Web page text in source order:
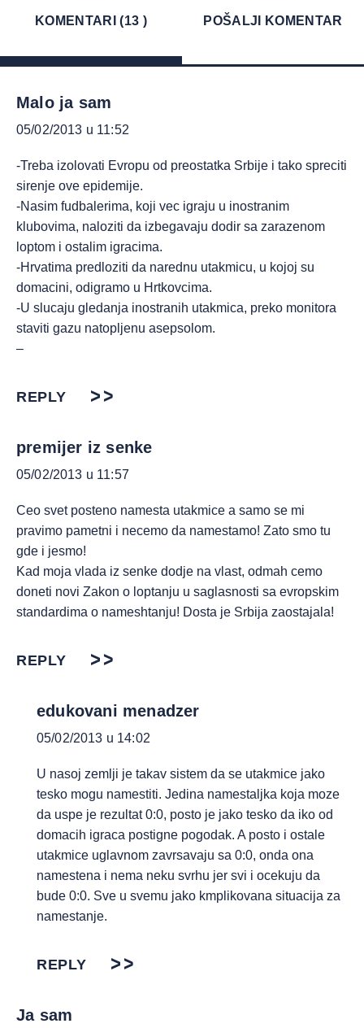
KOMENTARI (13 ) POŠALJI KOMENTAR
Malo ja sam
05/02/2013 u 11:52
-Treba izolovati Evropu od preostatka Srbije i tako spreciti
sirenje ove epidemije.
-Nasim fudbalerima, koji vec igraju u inostranim
klubovima, naloziti da izbegavaju dodir sa zarazenom
loptom i ostalim igracima.
-Hrvatima predloziti da narednu utakmicu, u kojoj su
domacini, odigramo u Hrtkovcima.
-U slucaju gledanja inostranih utakmica, preko monitora
staviti gazu natopljenu asepsolom.
–
REPLY
premijer iz senke
05/02/2013 u 11:57
Ceo svet posteno namesta utakmice a samo se mi
pravimo pametni i necemo da namestamo! Zato smo tu
gde i jesmo!
Kad moja vlada iz senke dodje na vlast, odmah cemo
doneti novi Zakon o loptanju u saglasnosti sa evropskim
standardima o nameshtanju! Dosta je Srbija zaostajala!
REPLY
edukovani menadzer
05/02/2013 u 14:02
U nasoj zemlji je takav sistem da se utakmice jako
tesko mogu namestiti. Jedina namestaljka koja moze
da uspe je rezultat 0:0, posto je jako tesko da iko od
domacih igraca postigne pogodak. A posto i ostale
utakmice uglavnom zavrsavaju sa 0:0, onda ona
namestena i nema neku svrhu jer svi i ocekuju da
bude 0:0. Sve u svemu jako kmplikovana situacija za
namestanje.
REPLY
Ja sam